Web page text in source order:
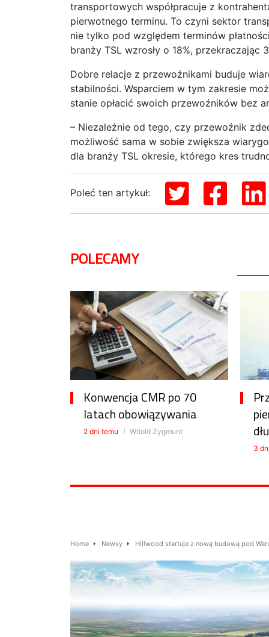
transportowych współpracuje z
pierwotnego terminu. To czyni sektor
nie tylko pod względem terminów
branży TSL wzrosły o 18%, przekraczając
Dobre relacje z przewoźnikami buduje
stabilności. Wsparciem w tym zakresie
stanie opłacić swoich przewoźników bez
– Niezależnie od tego, czy przewoźnik
możliwość sama w sobie zwiększa
dla branży TSL okresie, którego kres
Poleć ten artykuł:
POLECAMY
Konwencja CMR po 70
latach obowiązywania
2 dni temu Witold Zygmunt
3
Home Newsy Hillwood startuje z nową budową pod